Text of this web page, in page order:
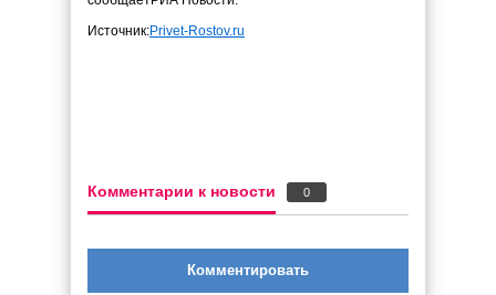
Источник:Privet-Rostov.ru
Комментарии к новости 0
Комментировать